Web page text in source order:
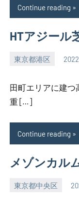
Continue reading
HTアジール
東京都港区
SEZIMO
田町エリアに建つ
重 […]
Continue reading
メゾンカル
東京都中央区
SEZIMO